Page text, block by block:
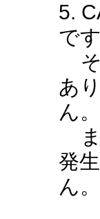
5.
です
そ
あ
ん。
ま
発
ん。